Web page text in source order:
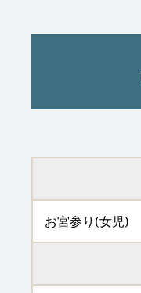
お宮参り(女児)